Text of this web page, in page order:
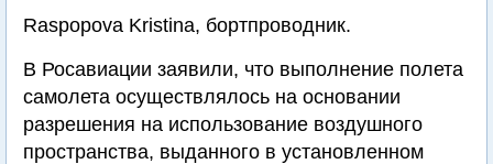
Raspopova Kristina, бортпроводник.
В Росавиации заявили, что выполнение полета
самолета осуществлялось на основании
разрешения на использование воздушного
пространства, выданного в установленном